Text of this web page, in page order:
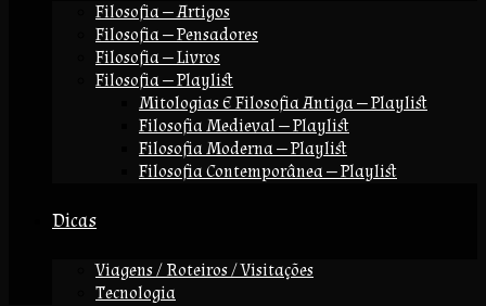
Filosofia — Artigos
Filosofia — Pensadores
Filosofia — Livros
Filosofia — Playlist
Mitologias E Filosofia Antiga — Playlist
Filosofia Medieval — Playlist
Filosofia Moderna — Playlist
Filosofia Contemporânea — Playlist
Dicas
Viagens / Roteiros / Visitações
Tecnologia